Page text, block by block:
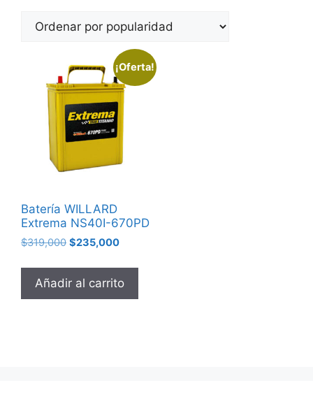
¡Oferta!
Batería WILLARD
Extrema NS40I-670PD
$319,000 $235,000
Añadir al carrito